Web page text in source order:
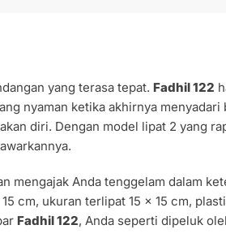
yang terasa tepat. Fadhil 122
nyaman ketika akhirnya menyadari
diri. Dengan model lipat 2 yang
mengajak Anda tenggelam dalam
cm, ukuran terlipat 15 x 15 cm,
Fadhil 122, Anda seperti dipeluk